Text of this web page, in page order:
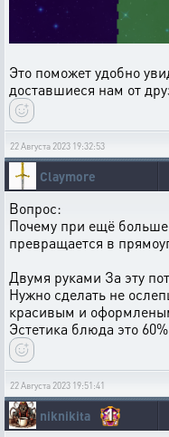
Это поможет удобно
доставшиеся нам от
22 Августа 2023 19:32:53
Claymore
Вопрос:
Почему при ещё
превращается в
Двумя руками За эту
Нужно сделать не
красивым и
Эстетика блюда это
22 Августа 2023 19:51:41
niknikita 1